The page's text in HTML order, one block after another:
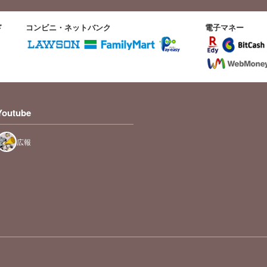
コンビニ・ネットバンク 電子マネー
広報